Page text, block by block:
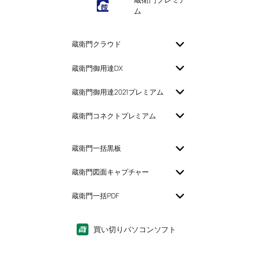
ム
蔵衛門クラウド
蔵衛門御用達DX
蔵衛門御用達2021プレミアム
蔵衛門コネクトプレミアム
蔵衛門一括黒板
蔵衛門図面キャプチャー
蔵衛門一括PDF
買い切りパソコンソフト